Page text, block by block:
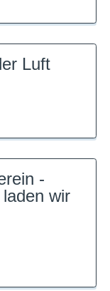
Luft
-
wir